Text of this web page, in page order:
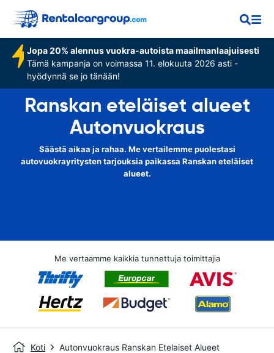
Jopa 20% alennus vuokra-autoista maailmanlaajuisesti
Tämä kampanja on voimassa 11. elokuuta 2026 asti -
hyödynnä se jo tänään!
Ranskan eteläiset alueet
Autonvuokraus
Säästä aikaa ja rahaa. Me vertailemme puolestasi
autovuokrayritysten tarjouksia paikassa Ranskan eteläiset
alueet.
Me vertaamme kaikkia tunnettuja toimittajia
Koti Autonvuokraus Ranskan Etelaiset Alueet